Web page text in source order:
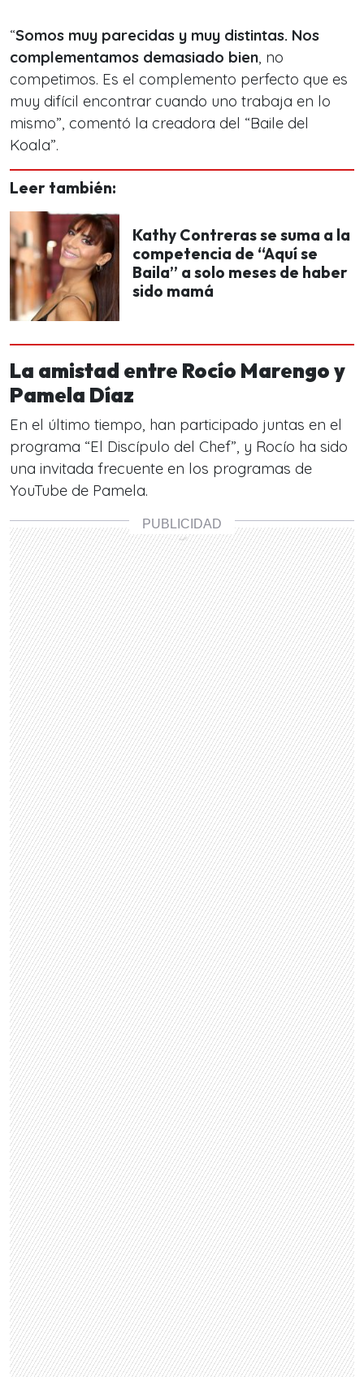
“Somos muy parecidas y muy distintas. Nos
complementamos demasiado bien, no
competimos. Es el complemento perfecto que es
muy difícil encontrar cuando uno trabaja en lo
mismo”, comentó la creadora del “Baile del
Koala”.
Leer también:
Kathy Contreras se suma a la
competencia de “Aquí se
Baila” a solo meses de haber
sido mamá
La amistad entre Rocío Marengo y
Pamela Díaz
En el último tiempo, han participado juntas en el
programa “El Discípulo del Chef”, y Rocío ha sido
una invitada frecuente en los programas de
YouTube de Pamela.